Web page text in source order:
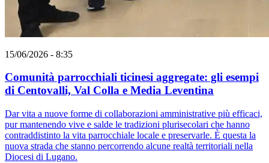
15/06/2026 - 8:35
Comunità parrocchiali ticinesi aggregate: gli esempi
di Centovalli, Val Colla e Media Leventina
Dar vita a nuove forme di collaborazioni amministrative più efficaci,
pur mantenendo vive e salde le tradizioni plurisecolari che hanno
contraddistinto la vita parrocchiale locale e preservarle. È questa la
nuova strada che stanno percorrendo alcune realtà territoriali nella
Diocesi di Lugano.